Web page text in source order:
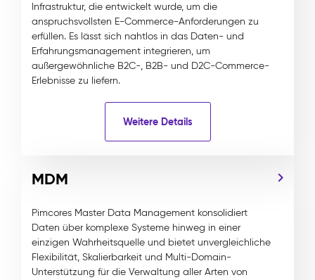
Infrastruktur, die entwickelt wurde, um die
anspruchsvollsten E-Commerce-Anforderungen zu
erfüllen. Es lässt sich nahtlos in das Daten- und
Erfahrungsmanagement integrieren, um
außergewöhnliche B2C-, B2B- und D2C-Commerce-
Erlebnisse zu liefern.
Weitere Details
MDM
Pimcores Master Data Management konsolidiert
Daten über komplexe Systeme hinweg in einer
einzigen Wahrheitsquelle und bietet unvergleichliche
Flexibilität, Skalierbarkeit und Multi-Domain-
Unterstützung für die Verwaltung aller Arten von